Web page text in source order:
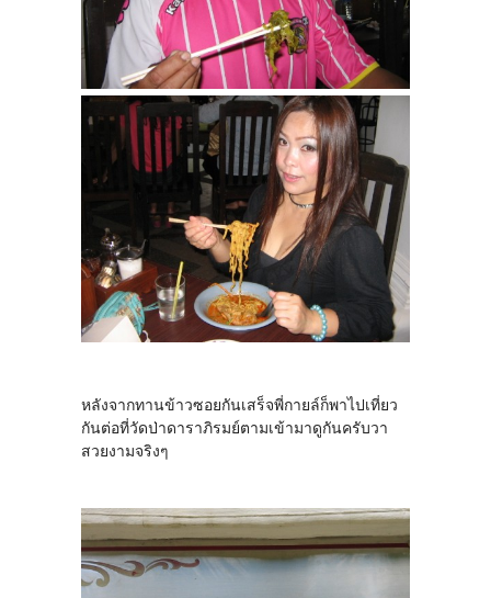
หลังจากทานข้าวซอยกันเสร็จพี่กายล์ก็พาไปเที่ยว
กันต่อที่วัดป่าดาราภิรมย์ตามเข้ามาดูกันครับวา
สวยงามจริงๆ